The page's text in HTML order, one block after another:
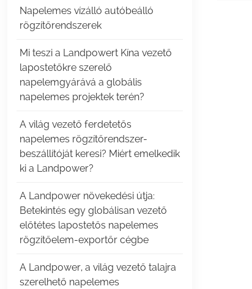
Napelemes vízálló autóbeálló
rögzítőrendszerek
Mi teszi a Landpowert Kína vezető
lapostetőkre szerelő
napelemgyárává a globális
napelemes projektek terén?
A világ vezető ferdetetős
napelemes rögzítőrendszer-
beszállítóját keresi? Miért emelkedik
ki a Landpower?
A Landpower növekedési útja:
Betekintés egy globálisan vezető
előtétes lapostetős napelemes
rögzítőelem-exportőr cégbe
A Landpower, a világ vezető talajra
szerelhető napelemes